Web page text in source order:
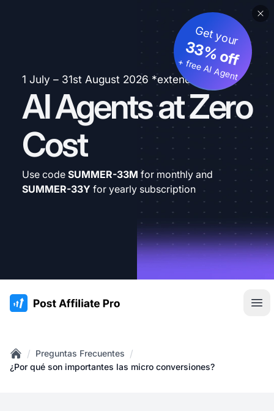
1 July – 31st August 2026 *extended
AI Agents at Zero
Cost
Get your
33% off
+ free AI Agent
Use code SUMMER-33M for monthly and
SUMMER-33Y for yearly subscription
:site.title
Home
/ Preguntas Frecuentes /
¿Por qué son importantes las micro conversiones?